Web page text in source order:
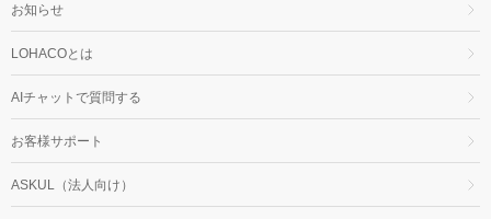
お知らせ
LOHACOとは
AIチャットで質問する
お客様サポート
ASKUL（法人向け）